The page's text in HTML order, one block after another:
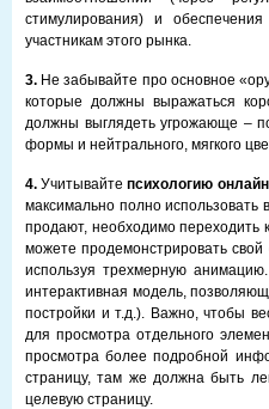
стимулирования) и
участникам этого рынка.
3. Не забывайте про основное
которые должны выражаться
должны выглядеть угрожающе –
формы и нейтрального, мягкого
4. Учитывайтепсихологию
максимально полно
продают, необходимо
можете продемонстрировать
используя трехмерную
интерактивная модель,
постройки и т.д.). Важно, чтобы
для просмотра отдельного
просмотра более подробной
страницу, там же должна быть
целевую страницу.